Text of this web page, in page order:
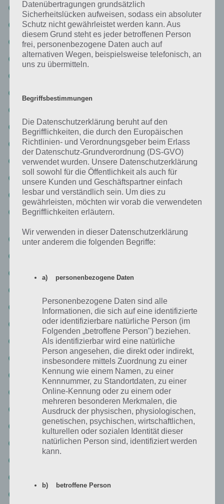
Level 63: AUDI
Level 64: ACTIONMAN
Level 65: ORANGE
Level 66: MALIBU
Lösung Level 70: HASBRO
Level 71: WII
Level 72: FIFA
Level 73: WWF
Level 74: COLGATE
Level 75: BARCLAYS
Level 76: KNORR
Level 80: VICHY
Level 81: MILKA
Level 82: QUIKSILVER
Level 83: PLAYMOBIL
Level 84: PETROCHINA
Level 85: YAHOO
Level 86: TWITTER
Level 87: BING
Level 88: ROYALCANIN
Datenübertragungen grundsätzlich
Sicherheitslücken aufweisen, sodass ein absoluter
Schutz nicht gewährleistet werden kann. Aus
diesem Grund steht es jeder betroffenen Person
frei, personenbezogene Daten auch auf
alternativen Wegen, beispielsweise telefonisch, an
uns zu übermitteln.
Begriffsbestimmungen
Die Datenschutzerklärung beruht auf den
Begrifflichkeiten, die durch den Europäischen
Richtlinien- und Verordnungsgeber beim Erlass
der Datenschutz-Grundverordnung (DS-GVO)
verwendet wurden. Unsere Datenschutzerklärung
soll sowohl für die Öffentlichkeit als auch für
unsere Kunden und Geschäftspartner einfach
lesbar und verständlich sein. Um dies zu
gewährleisten, möchten wir vorab die verwendeten
Begrifflichkeiten erläutern.
Wir verwenden in dieser Datenschutzerklärung
unter anderem die folgenden Begriffe:
a) personenbezogene Daten
Personenbezogene Daten sind alle
Informationen, die sich auf eine identifizierte
oder identifizierbare natürliche Person (im
Folgenden „betroffene Person") beziehen.
Als identifizierbar wird eine natürliche
Person angesehen, die direkt oder indirekt,
insbesondere mittels Zuordnung zu einer
Kennung wie einem Namen, zu einer
Kennnummer, zu Standortdaten, zu einer
Online-Kennung oder zu einem oder
mehreren besonderen Merkmalen, die
Ausdruck der physischen, physiologischen,
genetischen, psychischen, wirtschaftlichen,
kulturellen oder sozialen Identität dieser
natürlichen Person sind, identifiziert werden
kann.
b) betroffene Person